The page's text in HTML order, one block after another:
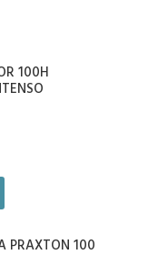
100H
PRAXTON 100